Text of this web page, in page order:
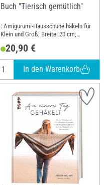
Buch "Tierisch gemütlich"
: Amigurumi-Hausschuhe häkeln für
Klein und Groß; Breite: 20 cm;
20,90 €
In den Warenkorb